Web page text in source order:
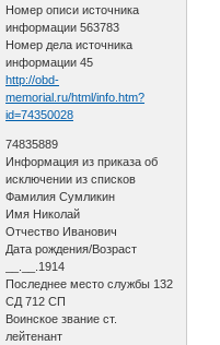
Номер описи источника
информации 563783
Номер дела источника
информации 45
http://obd-
memorial.ru/html/info.htm?
id=74350028
74835889
Информация из приказа об
исключении из списков
Фамилия Сумликин
Имя Николай
Отчество Иванович
Дата рождения/Возраст
__.__.1914
Последнее место службы 132
СД 712 СП
Воинское звание ст.
лейтенант